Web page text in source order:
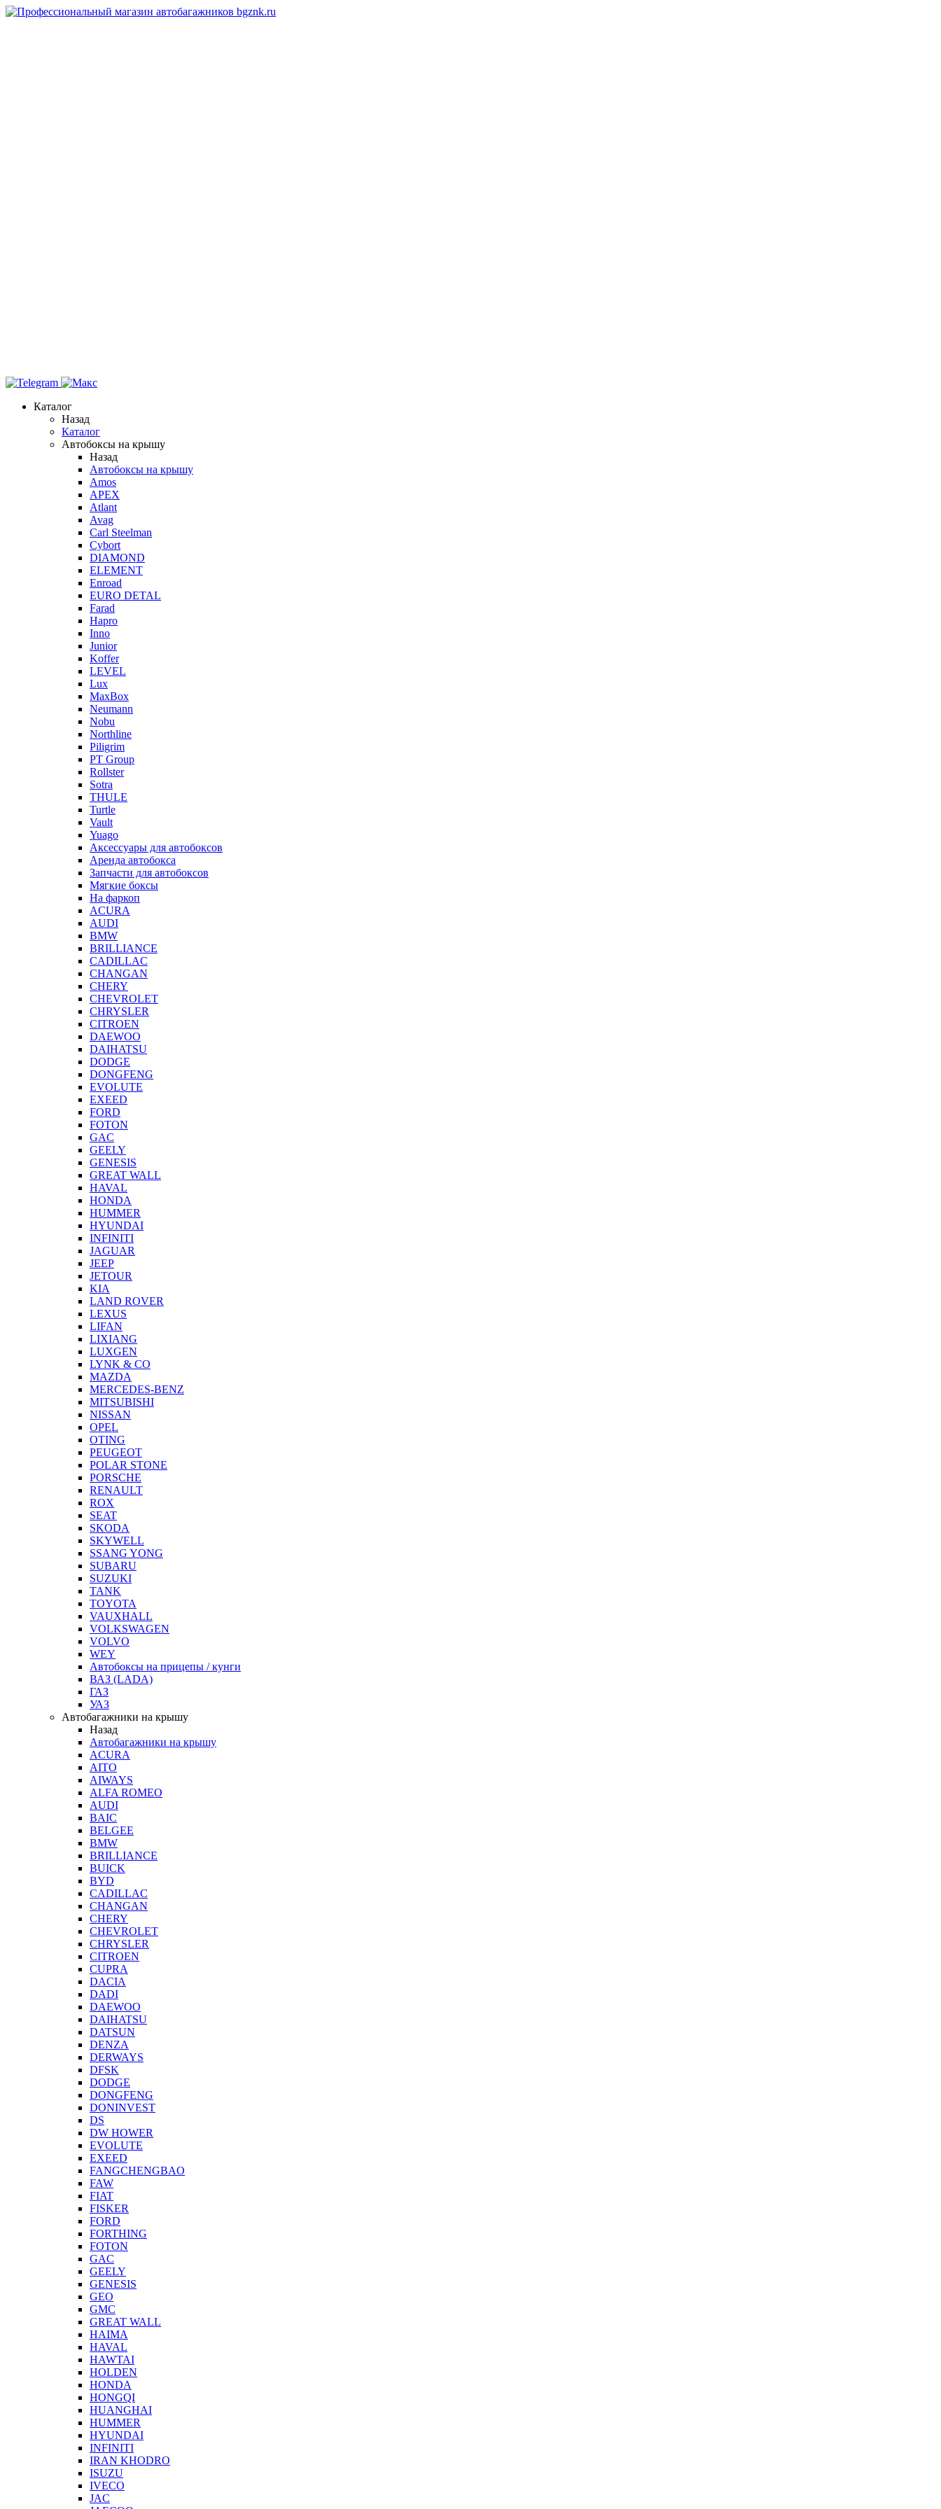
Каталог
Назад
Каталог
Автобоксы на крышу
Назад
Автобоксы на крышу
Amos
APEX
Atlant
Avag
Carl Steelman
Cybort
DIAMOND
ELEMENT
Enroad
EURO DETAL
Farad
Hapro
Inno
Junior
Koffer
LEVEL
Lux
MaxBox
Neumann
Nobu
Northline
Piligrim
PT Group
Rollster
Sotra
THULE
Turtle
Vault
Yuago
Аксессуары для автобоксов
Аренда автобокса
Запчасти для автобоксов
Мягкие боксы
На фаркоп
ACURA
AUDI
BMW
BRILLIANCE
CADILLAC
CHANGAN
CHERY
CHEVROLET
CHRYSLER
CITROEN
DAEWOO
DAIHATSU
DODGE
DONGFENG
EVOLUTE
EXEED
FORD
FOTON
GAC
GEELY
GENESIS
GREAT WALL
HAVAL
HONDA
HUMMER
HYUNDAI
INFINITI
JAGUAR
JEEP
JETOUR
KIA
LAND ROVER
LEXUS
LIFAN
LIXIANG
LUXGEN
LYNK & CO
MAZDA
MERCEDES-BENZ
MITSUBISHI
NISSAN
OPEL
OTING
PEUGEOT
POLAR STONE
PORSCHE
RENAULT
ROX
SEAT
SKODA
SKYWELL
SSANG YONG
SUBARU
SUZUKI
TANK
TOYOTA
VAUXHALL
VOLKSWAGEN
VOLVO
WEY
Автобоксы на прицепы / кунги
ВАЗ (LADA)
ГАЗ
УАЗ
Автобагажники на крышу
Назад
Автобагажники на крышу
ACURA
AITO
AIWAYS
ALFA ROMEO
AUDI
BAIC
BELGEE
BMW
BRILLIANCE
BUICK
BYD
CADILLAC
CHANGAN
CHERY
CHEVROLET
CHRYSLER
CITROEN
CUPRA
DACIA
DADI
DAEWOO
DAIHATSU
DATSUN
DENZA
DERWAYS
DFSK
DODGE
DONGFENG
DONINVEST
DS
DW HOWER
EVOLUTE
EXEED
FANGCHENGBAO
FAW
FIAT
FISKER
FORD
FORTHING
FOTON
GAC
GEELY
GENESIS
GEO
GMC
GREAT WALL
HAIMA
HAVAL
HAWTAI
HOLDEN
HONDA
HONGQI
HUANGHAI
HUMMER
HYUNDAI
INFINITI
IRAN KHODRO
ISUZU
IVECO
JAC